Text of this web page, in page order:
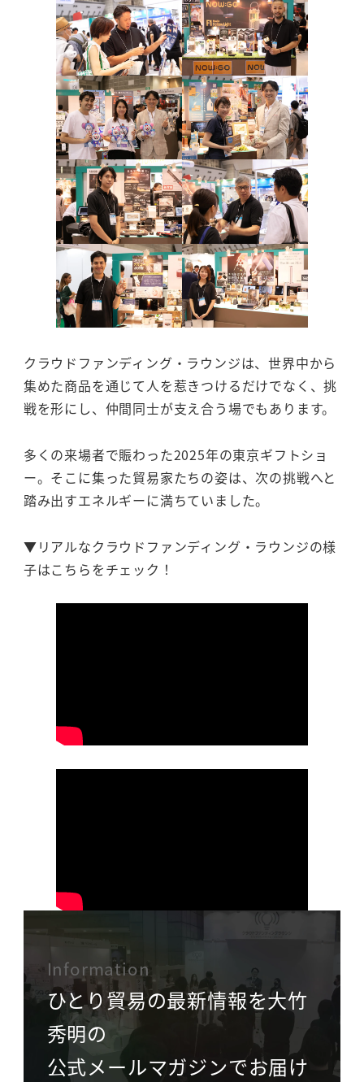
クラウドファンディング・ラウンジは、世界中から
集めた商品を通じて人を惹きつけるだけでなく、挑
戦を形にし、仲間同士が支え合う場でもあります。
多くの来場者で賑わった2025年の東京ギフトショ
ー。そこに集った貿易家たちの姿は、次の挑戦へと
踏み出すエネルギーに満ちていました。
▼リアルなクラウドファンディング・ラウンジの様
子はこちらをチェック！
Information
ひとり貿易の最新情報を大竹
秀明の
公式メールマガジンでお届け